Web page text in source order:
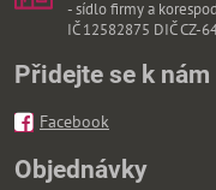
- sídlo firmy a
IČ 12582875 DIČ CZ-
Přidejte se k nám
Facebook
Objednávky